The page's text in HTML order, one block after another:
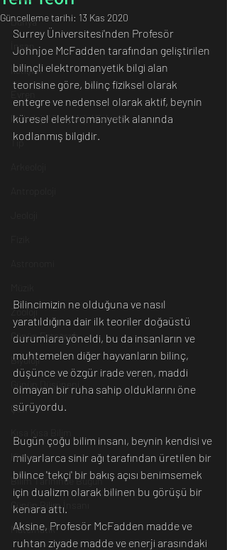
Dünya
İnsan
İletişim
Psikoloji / Sosyoloji / Felsefe
Tıp
Zooloji
Günün Fotoğrafı
Biyoloji
Günün Düşüneni
Çevre
Kimya
Bilim Tarihinde Bugün
Günün Bilim İnsanı
Matematik
Güncelleme tarihi: 13 Kas 2020
Surrey Üniversitesi'nden Profesör
Johnjoe McFadden tarafından geliştirilen
bilinçli elektromanyetik bilgi alan
teorisine göre, bilinç fiziksel olarak
entegre ve nedensel olarak aktif, beynin
küresel elektromanyetik alanında
kodlanmış bilgidir.
Bilincimizin ne olduğuna ve nasıl
yaratıldığına dair ilk teoriler doğaüstü
durumlara yöneldi, bu da insanların ve
muhtemelen diğer hayvanların bilinç,
düşünce ve özgür irade veren, maddi
olmayan bir ruha sahip olduklarını öne
sürüyordu.
Bugün çoğu bilim insanı, beynin kendisi ve
milyarlarca sinir ağı tarafından üretilen bir
bilince 'tekçi' bir bakış açısı benimsemek
için dualizm olarak bilinen bu görüşü bir
kenara attı.
Aksine, Profesör McFadden madde ve
ruhtan ziyade madde ve enerji arasındaki